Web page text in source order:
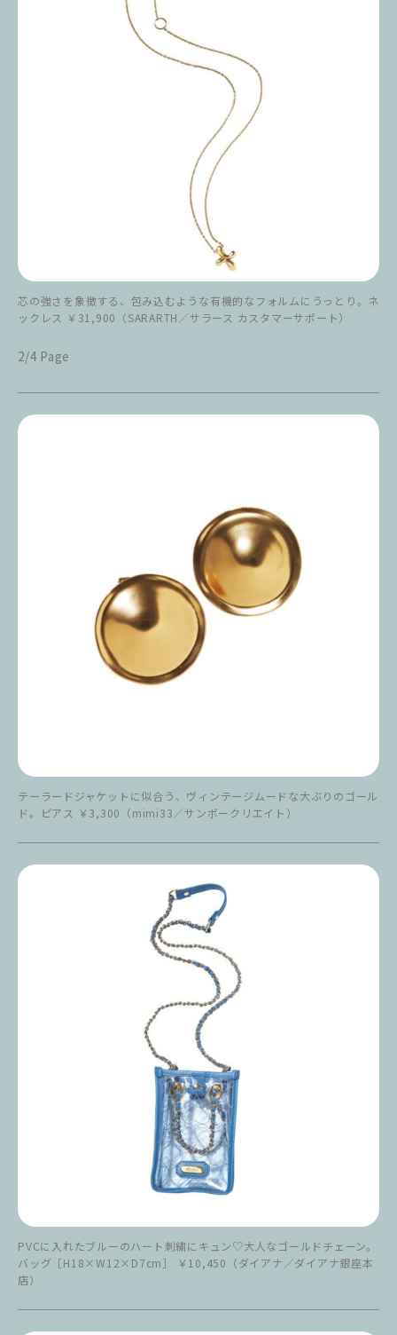
芯の強さを象徴する、包み込むような有機的なフォルムにうっとり。ネ
ックレス ￥31,900（SARARTH／サラース カスタマーサポート）
2/4 Page
テーラードジャケットに似合う、ヴィンテージムードな大ぶりのゴール
ド。ピアス ￥3,300（mimi33／サンポークリエイト）
PVCに入れたブルーのハート刺繍にキュン♡大人なゴールドチェーン。
バッグ［H18×W12×D7cm］ ￥10,450（ダイアナ／ダイアナ銀座本
店）